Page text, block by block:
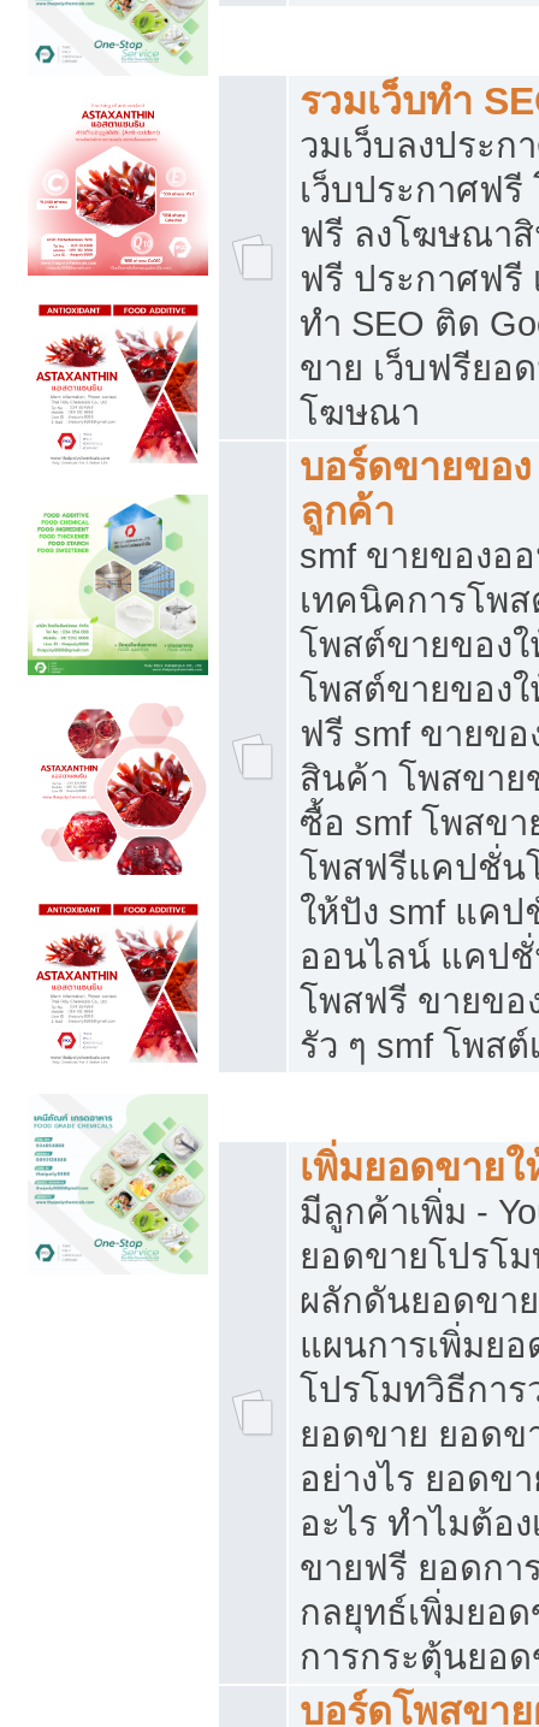
รวมเว็บทำ
วมเว็บลงประก
เว็บประกาศฟ
ฟรี ลงโฆษณา
ฟรี ประกาศฟรี
ทำ SEO ติด
ขาย เว็บฟรียอ
โฆษณา
บอร์ดขายของ
ลูกค้า
smf ขายของอ
เทคนิคการโพ
โพสต์ขายของ
โพสต์ขายของ
ฟรี smf ขายข
สินค้า โพสขาย
ซื้อ smf โพสข
โพสฟรีแคปชั่น
ให้ปัง smf แค
ออนไลน์ แคป
โพสฟรี ขายขอ
รัว ๆ smf โพส
เพิ่มยอดขายใ
มีลูกค้าเพิ่ม -
ยอดขายโปรโ
ผลักดันยอดขา
แผนการเพิ่มย
โปรโมทวิธีการ
ยอดขาย ยอดข
อย่างไร ยอดข
อะไร ทำไมต้อ
ขายฟรี ยอดกา
กลยุทธ์เพิ่มยอ
การกระตุ้นยอ
บอร์ดโพสขา